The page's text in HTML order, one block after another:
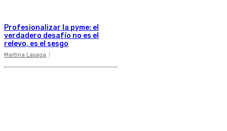
Profesionalizar la pyme: el
verdadero desafío no es el
relevo, es el sesgo
Martina Lasaga